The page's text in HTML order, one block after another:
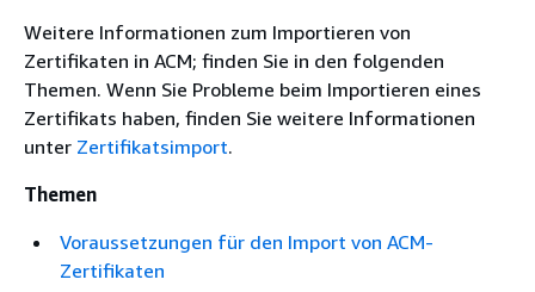
Weitere Informationen zum Importieren von
Zertifikaten in ACM; finden Sie in den folgenden
Themen. Wenn Sie Probleme beim Importieren eines
Zertifikats haben, finden Sie weitere Informationen
unter Zertifikatsimport.
Themen
Voraussetzungen für den Import von ACM-
Zertifikaten